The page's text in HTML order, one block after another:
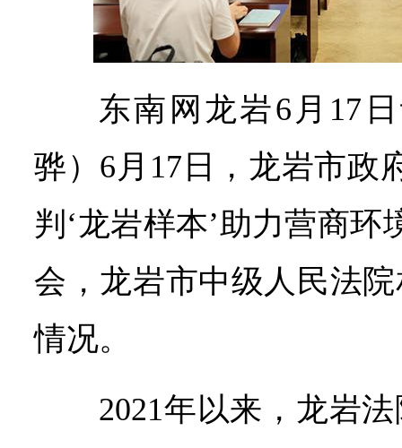
东南网龙岩6月17
骅）6月17日，龙岩市政
判‘龙岩样本’助力营商环
会，龙岩市中级人民法
情况。
2021年以来，龙岩